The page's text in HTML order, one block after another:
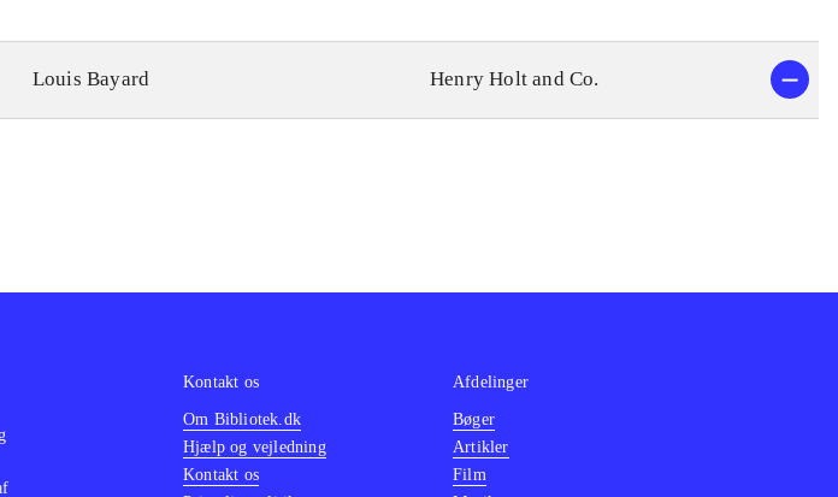
Louis Bayard Henry Holt and Co.
Kontakt os
Om Bibliotek.dk
Hjælp og vejledning
Kontakt os
Afdelinger
Bøger
Artikler
Film